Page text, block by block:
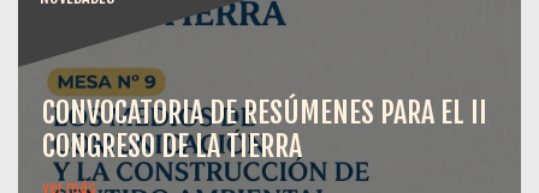
CONVOCATORIA DE RESÚMENES PARA EL II
CONGRESO DE LA TIERRA
ver más